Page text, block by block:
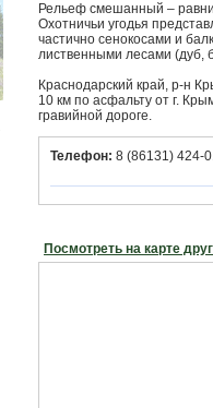
Рельеф смешанный –
Охотничьи угодья
частично сенокосами и
лиственными лесами (дуб,
Краснодарский край, р-н
10 км по асфальту от г.
гравийной дороге.
Телефон: 8 (86131) 424-
Посмотреть на карте